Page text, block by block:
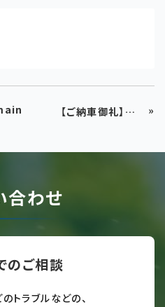
【ご納車御礼】豊岡市のお客様に新型「クラウンスポーツ Z」をご納車いたしました！こだわりの雪国仕様＆美白パッケージ »
合わせ
のご相談
トラブルなどの、